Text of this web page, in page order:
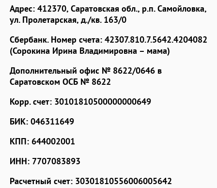
Адрес: 412370, Саратовская обл., р.п. Самойловка,
ул. Пролетарская, д./кв. 163/0
Сбербанк. Номер счета: 42307.810.7.5642.4204082
(Сорокина Ирина Владимировна – мама)
Дополнительный офис № 8622/0646 в
Саратовском ОСБ № 8622
Корр. счет: 30101810500000000649
БИК: 046311649
КПП: 644002001
ИНН: 7707083893
Расчетный счет: 30301810556006005642